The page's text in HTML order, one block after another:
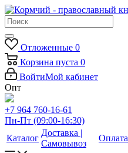
Отложенные 0
Корзина пуста 0
ВойтиМой кабинет
Опт
+7 964 760-16-61
Пн-Пт (09:00-16:30)
Каталог
Доставка |
Самовывоз
Оплата